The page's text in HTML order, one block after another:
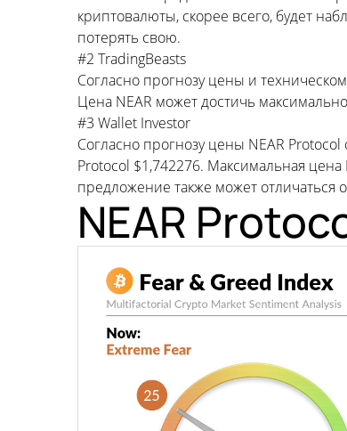
криптовалюты, скорее всего, будет
потерять свою.
#2 TradingBeasts
Согласно прогнозу цены и
Цена NEAR может достичь
#3 Wallet Investor
Согласно прогнозу цены NEAR
Protocol $1,742276. Максимальная
предложение также может отличаться
NEAR